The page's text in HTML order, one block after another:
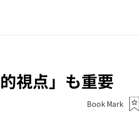
視点」も重要
Book Mark